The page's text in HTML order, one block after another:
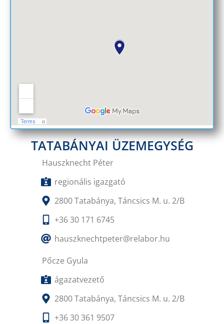
TATABÁNYAI ÜZEMEGYSÉG
Hauszknecht Péter
regionális igazgató
2800 Tatabánya, Táncsics M. u. 2/B
+36 30 171 6745
hauszknechtpeter@relabor.hu
Pőcze Gyula
ágazatvezető
2800 Tatabánya, Táncsics M. u. 2/B
+36 30 361 9507